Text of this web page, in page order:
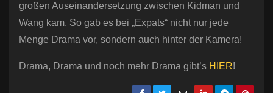
großen Auseinandersetzung zwischen Kidman und
Wang kam. So gab es bei „Expats“ nicht nur jede
Menge Drama vor, sondern auch hinter der Kamera!
Drama, Drama und noch mehr Drama gibt’s HIER!